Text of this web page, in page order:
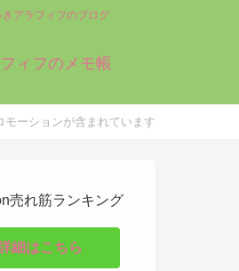
きアラフィフのブログ
ィフのメモ帳
モーションが含まれています
売れ筋ランキング
細はこちら